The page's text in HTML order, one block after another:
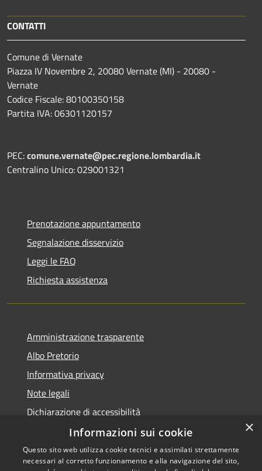
CONTATTI
Comune di Vernate
Piazza IV Novembre 2, 20080 Vernate (MI) - 20080 -
Vernate
Codice Fiscale: 80100350158
Partita IVA: 06301120157
PEC:comune.vernate@pec.regione.lombardia.it
Centralino Unico: 029001321
Prenotazione appuntamento
Segnalazione disservizio
Leggi le FAQ
Richiesta assistenza
Amministrazione trasparente
Albo Pretorio
Informativa privacy
Note legali
Dichiarazione di accessibilità
×
Informazioni sui cookie
Questo sito web utilizza cookie tecnici e assimilati strettamente
necessari al corretto funzionamento e alla navigazione del sito,